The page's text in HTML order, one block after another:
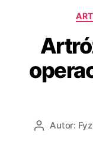
AutorAutor: